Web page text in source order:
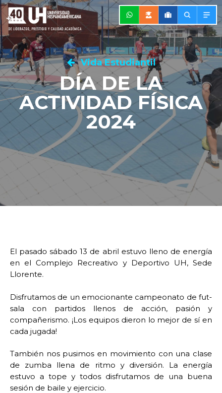
Vida Estudiantil
DÍA DE LA
ACTIVIDAD FÍSICA
2024
El pasado sábado 13 de abril estuvo lleno de energía
en el Complejo Recreativo y Deportivo UH, Sede
Llorente.
Disfrutamos de un emocionante campeonato de fut-
sala con partidos llenos de acción, pasión y
compañerismo. ¡Los equipos dieron lo mejor de sí en
cada jugada!
También nos pusimos en movimiento con una clase
de zumba llena de ritmo y diversión. La energía
estuvo a tope y todos disfrutamos de una buena
sesión de baile y ejercicio.